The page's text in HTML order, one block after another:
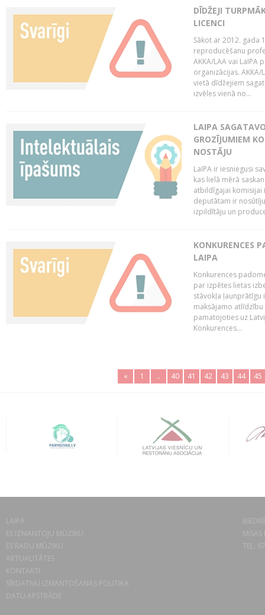
DĪDŽEJI
LICENCI
Sākot ar 2012. gada
reproducēšanu
AKKA/LAA vai LaIPA
organizācijas.
vietā dīdžejiem
izvēles vienā no...
LAIPA
GROZĪJUMIEM
NOSTĀJU
LaIPA ir iesniegusi
kas lielā mērā
atbildīgajai komisijai
deputātam ir
izpildītāju un
KONKURENCES
LAIPA
Konkurences
par izpētes lietas
stāvokļa ļaunprātīgu
maksājamo
pamatojoties uz
Konkurences...
« 1 .. 40 41 42 43 44 45
LAIPA
ES IZMANTOJU MŪZIKU
ES RADU MŪZIKU
AKTUALITĀTES
KONTAKTI
SĪKDATŅU IZMANTOŠANAS POLITIKA
DATU APSTRĀDE
TEL.